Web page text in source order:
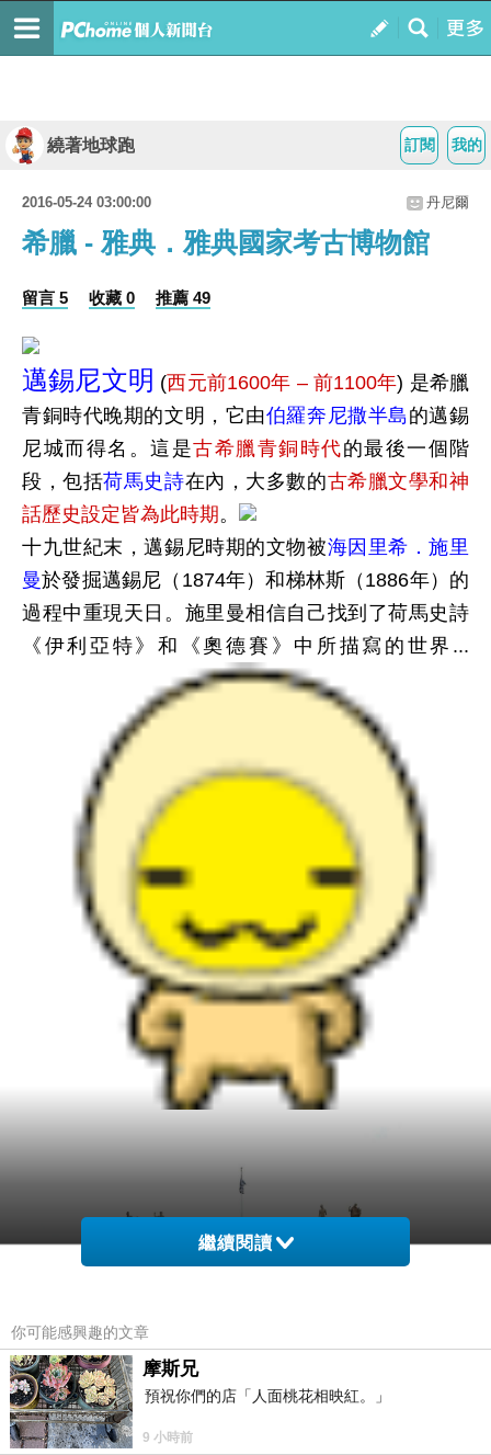
我的
訂閱
繞著地球跑
2016-05-24 03:00:00 丹尼爾
希臘 - 雅典．雅典國家考古博物館
留言 5 收藏 0 推薦 49
邁錫尼文明 (西元前1600年 – 前1100年) 是希臘
青銅時代晚期的文明，它由伯羅奔尼撒半島 的邁錫
尼城而得名。這是古希臘青銅時代的最後一個階
段，包括荷馬史詩在內，大多數的古希臘文學和神
話歷史設定皆為此時期。
十九世紀末，邁錫尼時期的文物被海因里希．施里
曼於發掘邁錫尼（1874年）和梯林斯（1886年）的
過程中重現天日。施里曼相信自己找到了荷馬史詩
《伊利亞特》和《奧德賽》中所描寫的世界...
繼續閱讀
你可能感興趣的文章
摩斯兄
預祝你們的店「人面桃花相映紅。」
9 小時前